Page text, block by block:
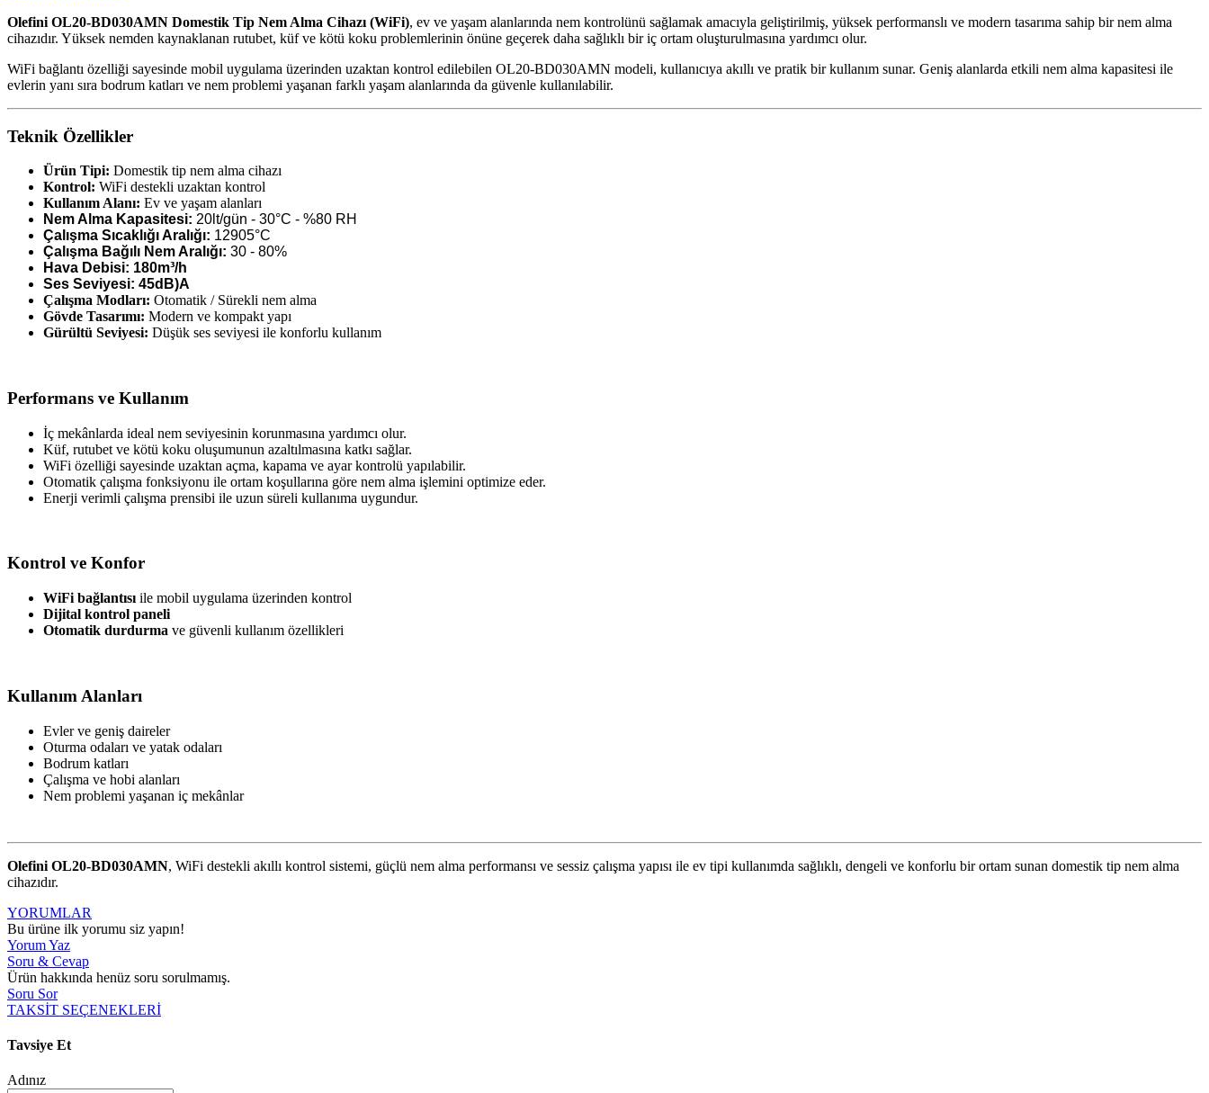
Olefini OL20-BD030AMN Domestik Tip Nem Alma Cihazı (WiFi), ev ve yaşam alanlarında nem kontrolünü sağlamak amacıyla geliştirilmiş, yüksek performanslı ve modern tasarıma sahip bir nem alma
cihazıdır. Yüksek nemden kaynaklanan rutubet, küf ve kötü koku problemlerinin önüne geçerek daha sağlıklı bir iç ortam oluşturulmasına yardımcı olur.
WiFi bağlantı özelliği sayesinde mobil uygulama üzerinden uzaktan kontrol edilebilen OL20-BD030AMN modeli, kullanıcıya akıllı ve pratik bir kullanım sunar. Geniş alanlarda etkili nem alma kapasitesi ile
evlerin yanı sıra bodrum katları ve nem problemi yaşanan farklı yaşam alanlarında da güvenle kullanılabilir.
Teknik Özellikler
Ürün Tipi: Domestik tip nem alma cihazı
Kontrol: WiFi destekli uzaktan kontrol
Kullanım Alanı: Ev ve yaşam alanları
Nem Alma Kapasitesi: 20lt/gün - 30°C - %80 RH
Çalışma Sıcaklığı Aralığı: 12905°C
Çalışma Bağılı Nem Aralığı: 30 - 80%
Hava Debisi: 180m³/h
Ses Seviyesi: 45dB)A
Çalışma Modları: Otomatik / Sürekli nem alma
Gövde Tasarımı: Modern ve kompakt yapı
Gürültü Seviyesi: Düşük ses seviyesi ile konforlu kullanım
Performans ve Kullanım
İç mekânlarda ideal nem seviyesinin korunmasına yardımcı olur.
Küf, rutubet ve kötü koku oluşumunun azaltılmasına katkı sağlar.
WiFi özelliği sayesinde uzaktan açma, kapama ve ayar kontrolü yapılabilir.
Otomatik çalışma fonksiyonu ile ortam koşullarına göre nem alma işlemini optimize eder.
Enerji verimli çalışma prensibi ile uzun süreli kullanıma uygundur.
Kontrol ve Konfor
WiFi bağlantısı ile mobil uygulama üzerinden kontrol
Dijital kontrol paneli
Otomatik durdurma ve güvenli kullanım özellikleri
Kullanım Alanları
Evler ve geniş daireler
Oturma odaları ve yatak odaları
Bodrum katları
Çalışma ve hobi alanları
Nem problemi yaşanan iç mekânlar
Olefini OL20-BD030AMN, WiFi destekli akıllı kontrol sistemi, güçlü nem alma performansı ve sessiz çalışma yapısı ile ev tipi kullanımda sağlıklı, dengeli ve konforlu bir ortam sunan domestik tip nem alma
cihazıdır.
YORUMLAR
Bu ürüne ilk yorumu siz yapın!
Yorum Yaz
Soru & Cevap
Ürün hakkında henüz soru sorulmamış.
Soru Sor
TAKSİT SEÇENEKLERİ
Tavsiye Et
Adınız